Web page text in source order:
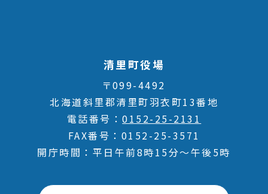
清里町役場
〒099-4492
北海道斜里郡清里町羽衣町13番地
電話番号
0152-25-2131
FAX番号
0152-25-3571
開庁時間
平日午前8時15分～午後5時